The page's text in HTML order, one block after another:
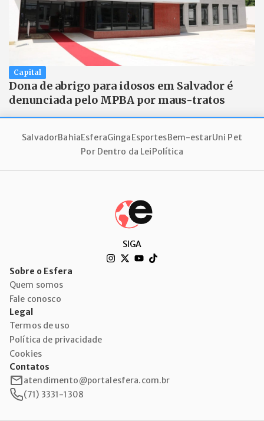
Capital
Dona de abrigo para idosos em Salvador é
denunciada pelo MPBA por maus-tratos
SalvadorBahiaEsferaGingaEsportesBem-estarUni Pet
Por Dentro da LeiPolítica
SIGA
Sobre o Esfera
Quem somos
Fale conosco
Legal
Termos de uso
Política de privacidade
Cookies
Contatos
atendimento@portalesfera.com.br
(71) 3331-1308